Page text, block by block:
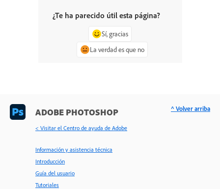
¿Te ha parecido útil esta página?
Sí, gracias
La verdad es que no
ADOBE PHOTOSHOP
< Visitar el Centro de ayuda de Adobe
Información y asistencia técnica
Introducción
Guía del usuario
Tutoriales
^ Volver arriba